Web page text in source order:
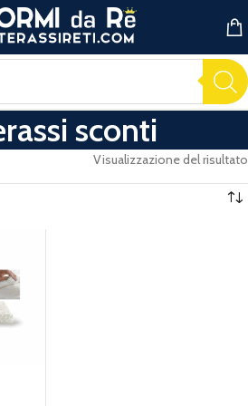
sconti
Visualizzazione del risultato